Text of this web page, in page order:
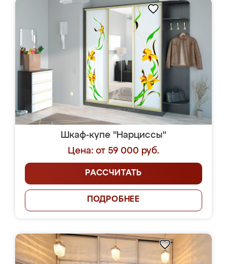
Шкаф-купе "Нарциссы"
Цена: от 59 000 руб.
РАССЧИТАТЬ
ПОДРОБНЕЕ